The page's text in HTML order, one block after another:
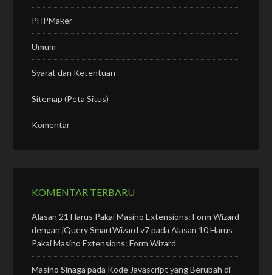
PHPMaker
Umum
Syarat dan Ketentuan
Sitemap (Peta Situs)
Komentar
KOMENTAR TERBARU
Alasan 21 Harus Pakai Masino Extensions: Form Wizard
dengan jQuery SmartWizard v7padaAlasan 10 Harus
Pakai Masino Extensions: Form Wizard
Masino Sinaga pada Kode Javascript yang Berubah di